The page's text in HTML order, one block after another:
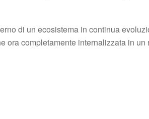
di un ecosistema in continua
ora completamente internalizzata in